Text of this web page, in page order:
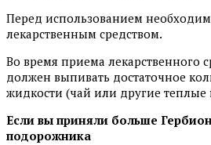
Перед использованием
лекарственным средством.
Во время приема лекарственного
должен выпивать достаточное
жидкости (чай или другие теплые
Если вы приняли больше
подорожника